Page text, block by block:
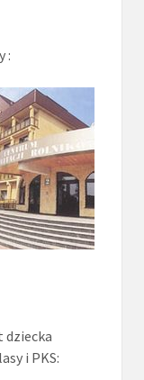
:
dziecka
i PKS: